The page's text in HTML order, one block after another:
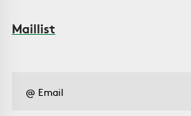
Maillist